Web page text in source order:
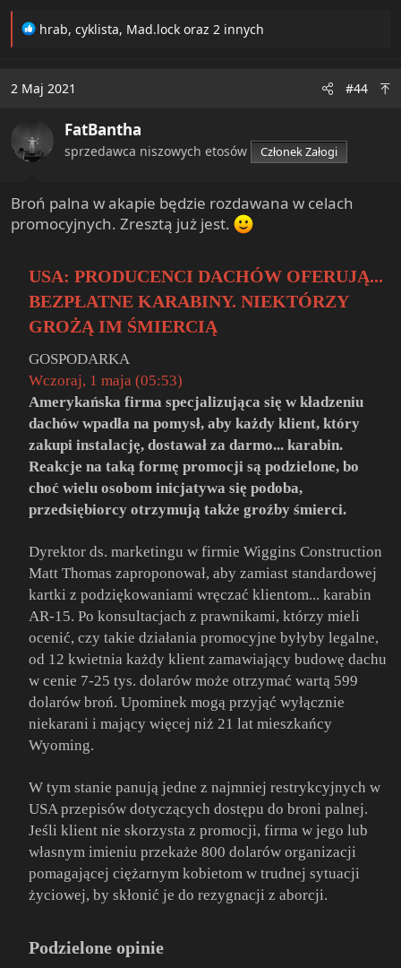
R
c
t
o
n
s
hrab, cyklista, Mad.lock oraz 2 innych
2 Maj 2021 #44
FatBantha
sprzedawca niszowych etosów Członek Załogi
Broń palna w akapie będzie rozdawana w celach
promocyjnych. Zresztą już jest.
USA: PRODUCENCI DACHÓW OFERUJĄ...
BEZPŁATNE KARABINY. NIEKTÓRZY
GROŻĄ IM ŚMIERCIĄ
GOSPODARKA
Wczoraj, 1 maja (05:53)
Amerykańska firma specjalizująca się w kładzeniu
dachów wpadła na pomysł, aby każdy klient, który
zakupi instalację, dostawał za darmo... karabin.
Reakcje na taką formę promocji są podzielone, bo
choć wielu osobom inicjatywa się podoba,
przedsiębiorcy otrzymują także groźby śmierci.
Dyrektor ds. marketingu w firmie Wiggins Construction
Matt Thomas zaproponował, aby zamiast standardowej
kartki z podziękowaniami wręczać klientom... karabin
AR-15. Po konsultacjach z prawnikami, którzy mieli
ocenić, czy takie działania promocyjne byłyby legalne,
od 12 kwietnia każdy klient zamawiający budowę dachu
w cenie 7-25 tys. dolarów może otrzymać wartą 599
dolarów broń. Upominek mogą przyjąć wyłącznie
niekarani i mający więcej niż 21 lat mieszkańcy
Wyoming.
W tym stanie panują jedne z najmniej restrykcyjnych w
USA przepisów dotyczących dostępu do broni palnej.
Jeśli klient nie skorzysta z promocji, firma w jego lub
własnym imieniu przekaże 800 dolarów organizacji
pomagającej ciężarnym kobietom w trudnej sytuacji
życiowej, by skłonić je do rezygnacji z aborcji.
Podzielone opinie